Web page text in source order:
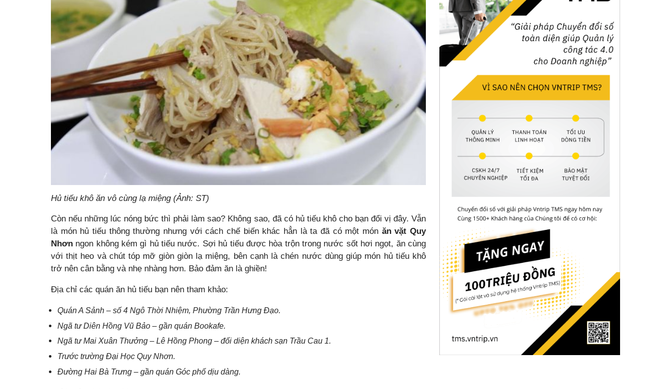
Hủ tiếu khô ăn vô cùng lạ miệng (Ảnh: ST)
Còn nếu những lúc nóng bức thì phải làm sao? Không sao, đã có hủ tiếu khô cho bạn đổi vị đây. Vẫn
là món hủ tiếu thông thường nhưng với cách chế biến khác hẳn là ta đã có một món ăn vặt Quy
Nhơn ngon không kém gì hủ tiếu nước. Sợi hủ tiếu được hòa trộn trong nước sốt hơi ngọt, ăn cùng
với thịt heo và chút tóp mỡ giòn giòn lạ miệng, bên cạnh là chén nước dùng giúp món hủ tiếu khô
trở nên cân bằng và nhẹ nhàng hơn. Bảo đảm ăn là ghiền!
Địa chỉ các quán ăn hủ tiếu bạn nên tham khảo:
Quán A Sảnh – số 4 Ngô Thời Nhiệm, Phường Trần Hưng Đạo.
Ngã tư Diên Hồng Vũ Bảo – gần quán Bookafe.
Ngã tư Mai Xuân Thưởng – Lê Hồng Phong – đối diện khách sạn Trầu Cau 1.
Trước trường Đại Học Quy Nhơn.
Đường Hai Bà Trưng – gần quán Góc phố dịu dàng.